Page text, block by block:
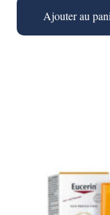
Ajouter au